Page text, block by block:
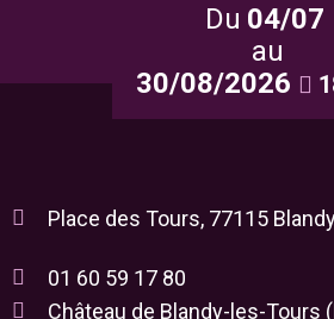
Du 04/07
au
30/08/2026
Place des Tours, 77115
01 60 59 17 80
Château de Blandy-les-Tours